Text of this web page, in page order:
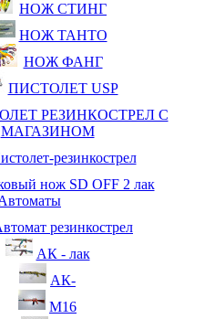
НОЖ СТИНГ
НОЖ ТАНТО
НОЖ ФАНГ
ПИСТОЛЕТ USP
РЕЗИНКОСТРЕЛ С
МАГАЗИНОМ
резинкострел
нож SD OFF 2 лак
резинкострел
АК - лак
АК-
М16